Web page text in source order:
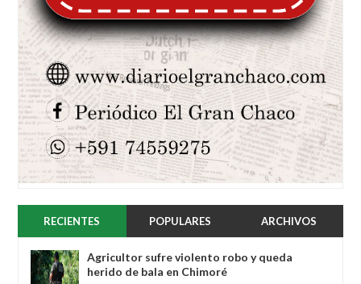
RECIENTES POPULARES ARCHIVOS
Agricultor sufre violento robo y queda
herido de bala en Chimoré